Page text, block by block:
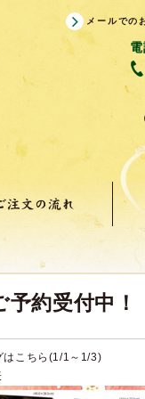
メールでの
約受付中！
はこちら(1/1～1/3)